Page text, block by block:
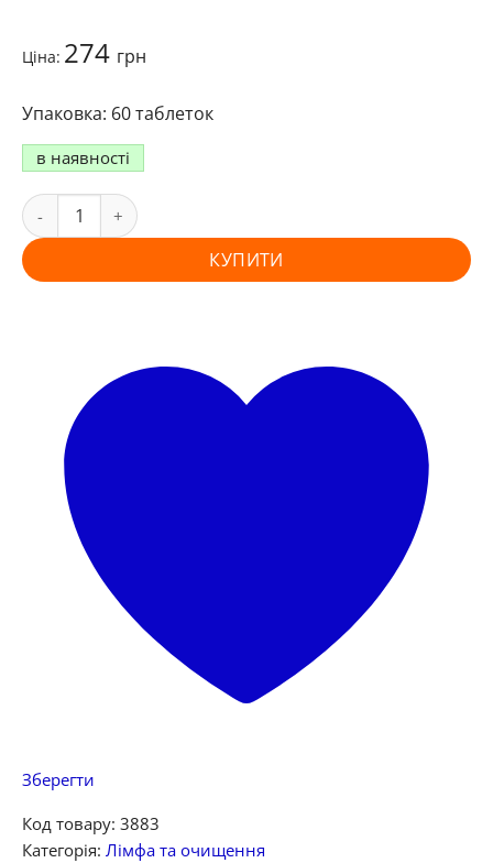
Ціна: 274 грн
60 таблеток
в наявності
КУПИТИ
Зберегти
Код товару: 3883
Категорія: Лімфа та очищення